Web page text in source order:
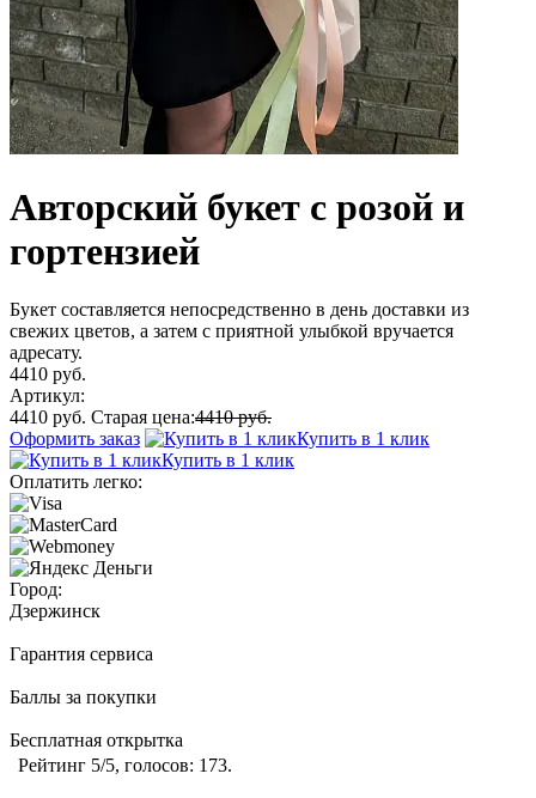
Авторский букет с розой и
гортензией
Букет составляется непосредственно в день доставки из
свежих цветов, а затем с приятной улыбкой вручается
адресату.
4410 руб.
Артикул:
4410 руб. Старая цена:4410 руб.
Оформить заказ
Купить в 1 клик
Купить в 1 клик
Оплатить легко:
Город:
Дзержинск
Гарантия сервиса
Баллы за покупки
Бесплатная открытка
Рейтинг 5/5, голосов: 173.